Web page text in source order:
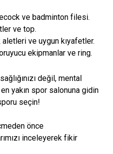
ve badminton filesi.
ve top.
ve uygun kıyafetler.
ekipmanlar ve ring.
değil, mental
en yakın spor salonuna gidin
seçin!
önce
inceleyerek fikir